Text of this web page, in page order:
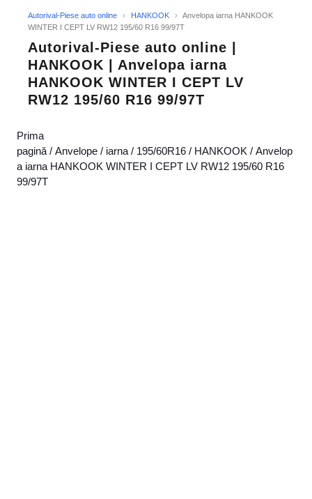
Autorival-Piese auto online › HANKOOK ›
Anvelopa iarna HANKOOK
WINTER I CEPT LV RW12 195/60 R16 99/97T
Autorival-Piese auto online |
HANKOOK | Anvelopa iarna
HANKOOK WINTER I CEPT LV
RW12 195/60 R16 99/97T
Prima
pagină / Anvelope / iarna / 195/60R16 / HANKOOK / Anvelop
a iarna HANKOOK WINTER I CEPT LV RW12 195/60 R16
99/97T